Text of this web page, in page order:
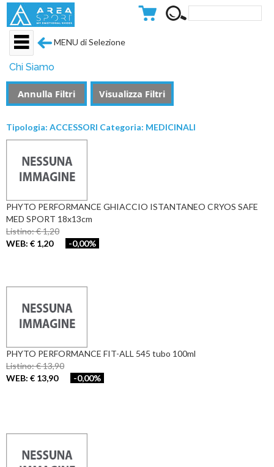
MENU di Selezione
Chi Siamo
Annulla Filtri Visualizza Filtri
Tipologia: ACCESSORI Categoria: MEDICINALI
PHYTO PERFORMANCE GHIACCIO ISTANTANEO CRYOS SAFE
MED SPORT 18x13cm
Listino: € 1,20
WEB: € 1,20
-0,00%
PHYTO PERFORMANCE FIT-ALL 545 tubo 100ml
Listino: € 13,90
WEB: € 13,90
-0,00%